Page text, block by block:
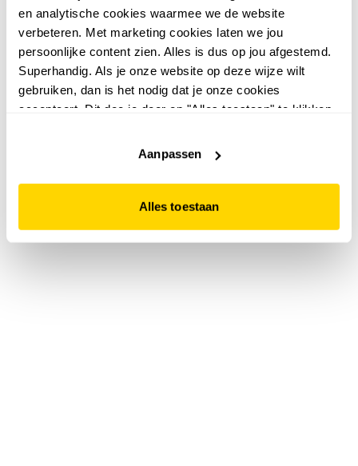
en analytische cookies waarmee we de website
verbeteren. Met marketing cookies laten we jou
persoonlijke content zien. Alles is dus op jou afgestemd.
Superhandig. Als je onze website op deze wijze wilt
gebruiken, dan is het nodig dat je onze cookies
accepteert. Dit doe je door op "Alles toestaan" te klikken.
website niet optimaal functioneert.
Aanpassen
Alles toestaan